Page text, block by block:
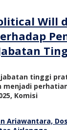
Will
jabatan tinggi
Komisi